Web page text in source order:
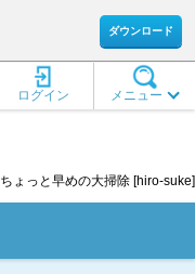
ダウンロード
メニュー
ログイン
ちょっと早めの大掃除 [hiro-suke]